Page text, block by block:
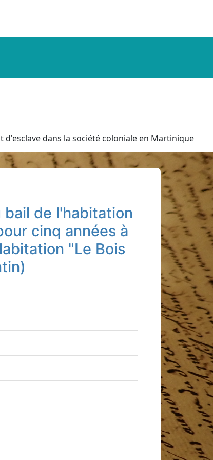
d'esclave dans la société coloniale en Martinique
de l'habitation
cinq années à
"Le Bois